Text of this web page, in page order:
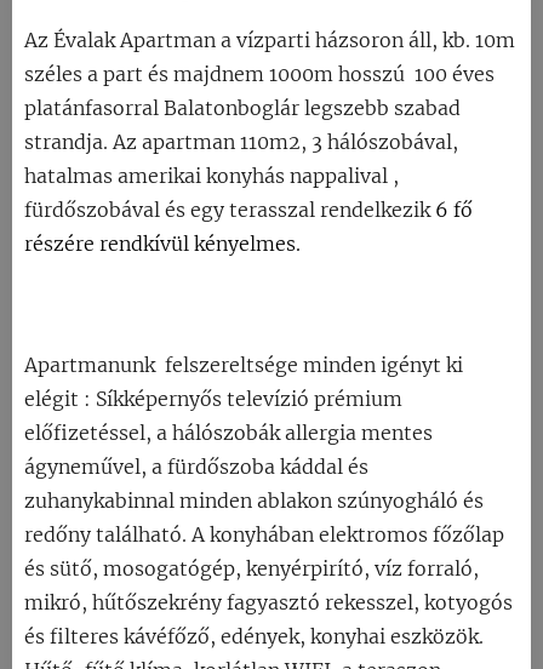
Az Évalak Apartman a vízparti házsoron áll, kb. 10m
széles a part és majdnem 1000m hosszú 100 éves
platánfasorral Balatonboglár legszebb szabad
strandja. Az apartman 110m2, 3 hálószobával,
hatalmas amerikai konyhás nappalival ,
fürdőszobával és egy terasszal rendelkezik 6 fő
részére rendkívül kényelmes.
Apartmanunk felszereltsége minden igényt ki
elégit : Síkképernyős televízió prémium
előfizetéssel, a hálószobák allergia mentes
ágyneművel, a fürdőszoba káddal és
zuhanykabinnal minden ablakon szúnyogháló és
redőny található. A konyhában elektromos főzőlap
és sütő, mosogatógép, kenyérpirító, víz forraló,
mikró, hűtőszekrény fagyasztó rekesszel, kotyogós
és filteres kávéfőző, edények, konyhai eszközök.